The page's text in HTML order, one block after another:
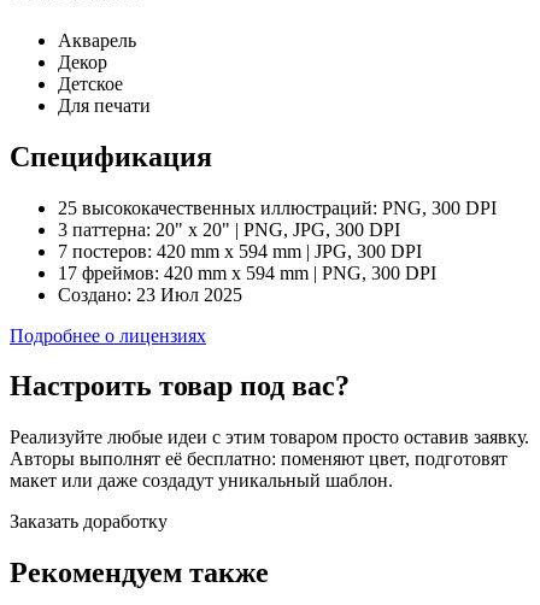
Акварель
Декор
Детское
Для печати
Спецификация
25 высококачественных иллюстраций: PNG, 300 DPI
3 паттерна: 20" x 20" | PNG, JPG, 300 DPI
7 постеров: 420 mm x 594 mm | JPG, 300 DPI
17 фреймов: 420 mm x 594 mm | PNG, 300 DPI
Создано: 23 Июл 2025
Подробнее о лицензиях
Настроить товар под вас?
Реализуйте любые идеи с этим товаром просто оставив заявку.
Авторы выполнят её бесплатно: поменяют цвет, подготовят
макет или даже создадут уникальный шаблон.
Заказать доработку
Рекомендуем также